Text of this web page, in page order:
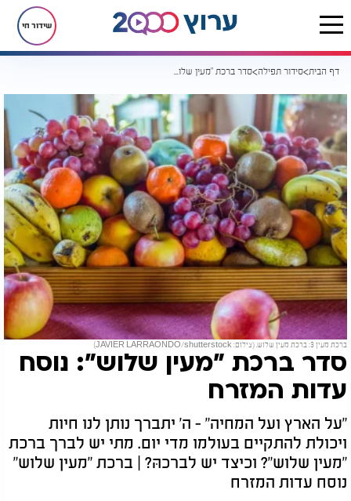
שידור חי
דף הבית סידור תפילה סדר ברכת "מעין שלוש": נוסח עדות המזרח
ברכת מעין 3: ברכת מעין שלוש. (צילום: JAVIER LARRAONDO/shutterstock)
סדר ברכת "מעין שלוש": נוסח
עדות המזרח
"על הארץ ועל המחיה" - ה' יתברך נותן לנו חיות
ויכולת להתקיים בעולמו מדי יום. מתי יש לברך ברכת
"מעין שלוש"? וכיצד יש לברכהּ? | ברכת "מעין שלוש"
נוסח עדות המזרח